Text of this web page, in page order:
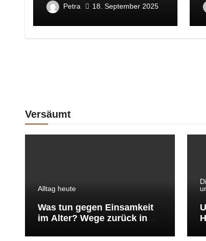
Petra 18. September 2025
Versäumt
Alltag heute
Was tun gegen Einsamkeit
im Alter? Wege zurück in